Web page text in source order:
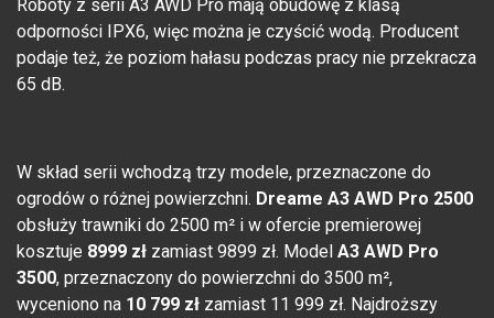
Roboty z serii A3 AWD Pro mają obudowę z klasą
odporności IPX6, więc można je czyścić wodą. Producent
podaje też, że poziom hałasu podczas pracy nie przekracza
65 dB.
W skład serii wchodzą trzy modele, przeznaczone do
ogrodów o różnej powierzchni. Dreame A3 AWD Pro 2500
obsłuży trawniki do 2500 m² i w ofercie premierowej
kosztuje 8999 zł zamiast 9899 zł. Model A3 AWD Pro
3500, przeznaczony do powierzchni do 3500 m²,
wyceniono na 10 799 zł zamiast 11 999 zł. Najdroższy